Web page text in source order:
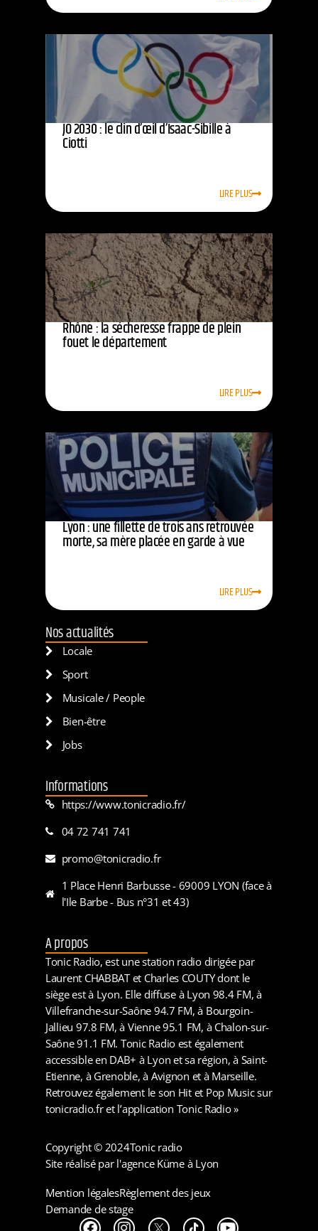
JO 2030 : le clin d’œil d’Isaac-Sibille à
Ciotti
LIRE PLUS
Rhône : la sécheresse frappe de plein
fouet le département
LIRE PLUS
Lyon : une fillette de trois ans retrouvée
morte, sa mère placée en garde à vue
LIRE PLUS
Nos actualités
Locale
Sport
Musicale / People
Bien-être
Jobs
Informations
https://www.tonicradio.fr/
04 72 741 741
promo@tonicradio.fr
1 Place Henri Barbusse - 69009 LYON (face à
l'Ile Barbe - Bus n°31 et 43)
A propos
Tonic Radio, est une station radio dirigée par
Laurent CHABBAT et Charles COUTY dont le
siège est à Lyon. Elle diffuse à Lyon 98.4 FM, à
Villefranche-sur-Saône 94.7 FM, à Bourgoin-
Jallieu 97.8 FM, à Vienne 95.1 FM, à Chalon-sur-
Saône 91.1 FM. Tonic Radio est également
accessible en DAB+ à Lyon et sa région, à Saint-
Etienne, à Grenoble, à Avignon et à Marseille.
Retrouvez également le son Hit et Pop Music sur
tonicradio.fr et l’application Tonic Radio »
Copyright © 2024Tonic radio
Site réalisé par l'agence Küme à Lyon
Mention légalesRèglement des jeux
Demande de stage